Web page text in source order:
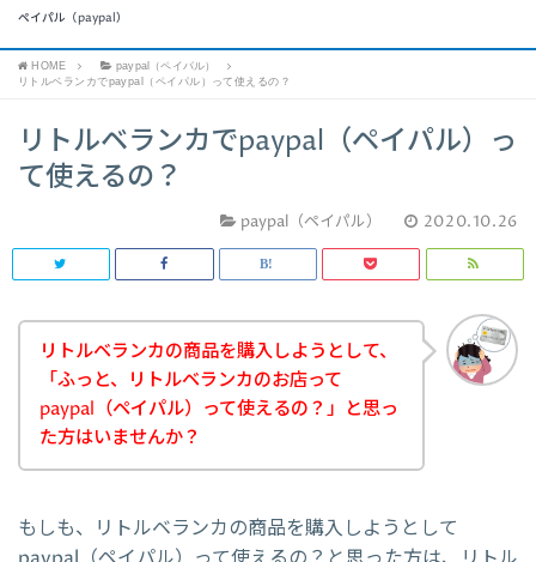
ペイパル（paypal）
HOME
paypal（ペイパル）
リトルベランカでpaypal（ペイパル）って使えるの？
リトルベランカでpaypal（ペイパル）っ
て使えるの？
paypal（ペイパル） 2020.10.26
リトルベランカの商品を購入しようとして、
「ふっと、リトルベランカのお店って
paypal（ペイパル）って使えるの？」と思っ
た方はいませんか？
もしも、リトルベランカの商品を購入しようとして